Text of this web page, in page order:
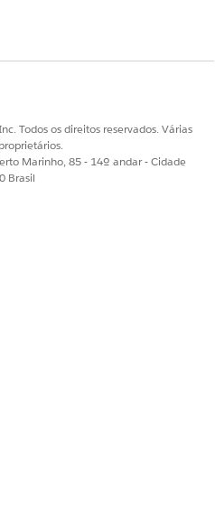
Todos os direitos reservados. Várias
Marinho, 85 - 14º andar - Cidade
Brasil